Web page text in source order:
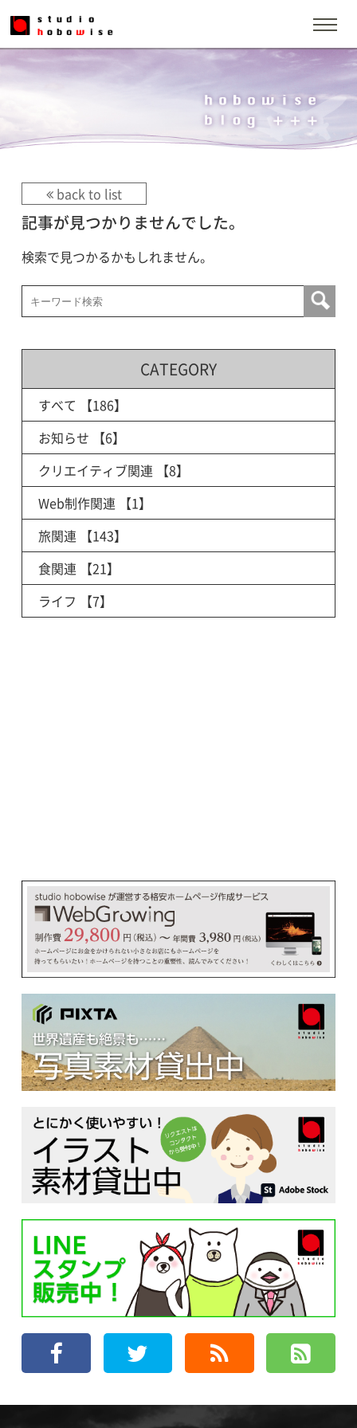
back to list
記事が見つかりませんでした。
検索で見つかるかもしれません。
検索:
CATEGORY
すべて 【186】
お知らせ 【6】
クリエイティブ関連 【8】
Web制作関連 【1】
旅関連 【143】
食関連 【21】
ライフ 【7】